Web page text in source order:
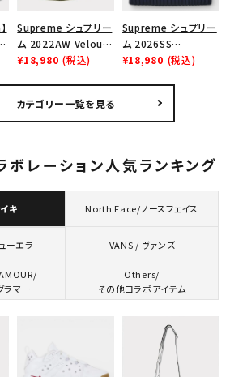
Supreme シュプリー
ム 2022AW Velour
Box Logo New Era
プ 帽子 オリーブ
¥18,980 (税込)
Supreme シュプリー
ム 2026SS
Overdyed Beanie
¥18,980 (税込)
カテゴリー一覧を見る
ボレーション人気ランキング
キ North Face/ノースフェイス
ーエラ VANS / ヴァンズ
ラマー
Others/
その他コラボアイテム